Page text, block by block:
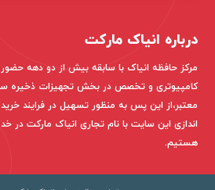
درباره انیاک مارکت
مرکز حافظه انیاک با سابقه بیش از دو دهه
کامپیوتری و تخصص در بخش تجهیزات ذخیره
معتبر،از این پس به منظور تسهیل در فرایند خرید
اندازی این سایت با نام تجاری انیاک مارکت در
هستیم.